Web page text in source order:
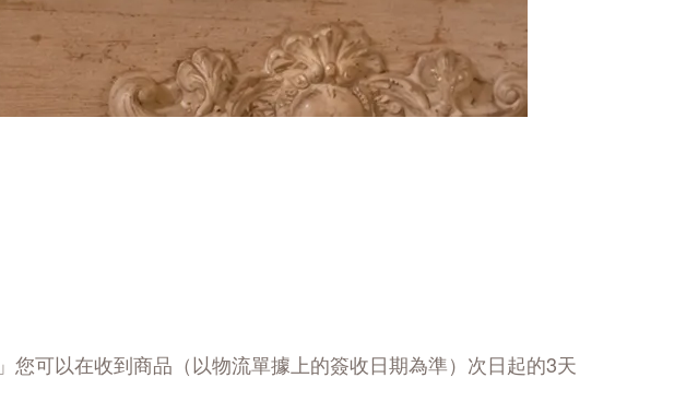
可以在收到商品（以物流單據上的簽收日期為準）次日起的3天